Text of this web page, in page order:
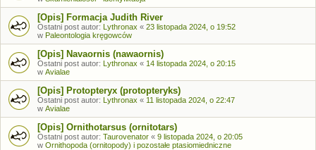
[Opis] Formacja Judith River
Ostatni post autor: Lythronax « 23 listopada 2024, o 19:52
w Paleontologia kręgowców
[Opis] Navaornis (nawaornis)
Ostatni post autor: Lythronax « 14 listopada 2024, o 20:15
w Avialae
[Opis] Protopteryx (protopteryks)
Ostatni post autor: Lythronax « 11 listopada 2024, o 22:47
w Avialae
[Opis] Ornithotarsus (ornitotars)
Ostatni post autor: Taurovenator « 9 listopada 2024, o 20:05
w Ornithopoda (ornitopody) i pozostałe ptasiomiedniczne